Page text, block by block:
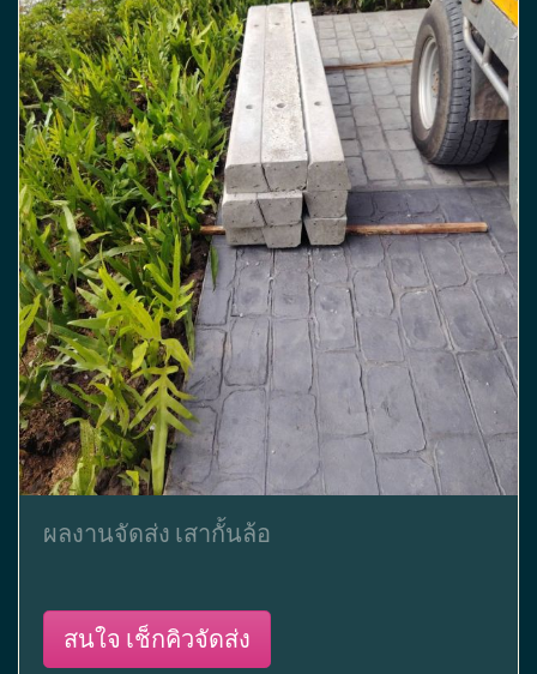
ผลงานจัดส่ง เสากั้นล้อ
สนใจ เช็กคิวจัดส่ง